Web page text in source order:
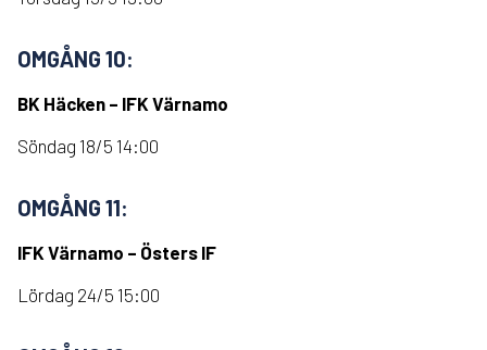
OMGÅNG 10:
BK Häcken – IFK Värnamo
Söndag 18/5 14:00
OMGÅNG 11:
IFK Värnamo – Östers IF
Lördag 24/5 15:00